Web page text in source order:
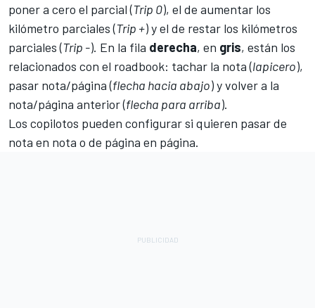
poner a cero el parcial (Trip 0), el de aumentar los
kilómetro parciales (Trip +) y el de restar los kilómetros
parciales (Trip -). En la fila derecha, en gris, están los
relacionados con el roadbook: tachar la nota (lapicero),
pasar nota/página (flecha hacia abajo) y volver a la
nota/página anterior (flecha para arriba).
Los copilotos pueden configurar si quieren pasar de
nota en nota o de página en página.